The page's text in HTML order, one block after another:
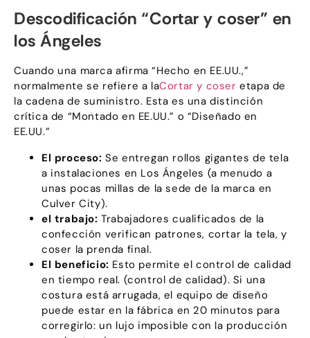
Descodificación “Cortar y coser” en
los Ángeles
Cuando una marca afirma “Hecho en EE.UU.,”
normalmente se refiere a laCortar y coser etapa de
la cadena de suministro. Esta es una distinción
crítica de “Montado en EE.UU.” o “Diseñado en
EE.UU.”
El proceso: Se entregan rollos gigantes de tela
a instalaciones en Los Ángeles (a menudo a
unas pocas millas de la sede de la marca en
Culver City).
el trabajo: Trabajadores cualificados de la
confección verifican patrones, cortar la tela, y
coser la prenda final.
El beneficio: Esto permite el control de calidad
en tiempo real. (control de calidad). Si una
costura está arrugada, el equipo de diseño
puede estar en la fábrica en 20 minutos para
corregirlo: un lujo imposible con la producción